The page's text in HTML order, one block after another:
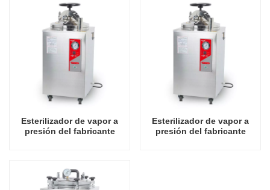
Esterilizador de vapor a
presión del fabricante
Esterilizador de vapor a
presión del fabricante